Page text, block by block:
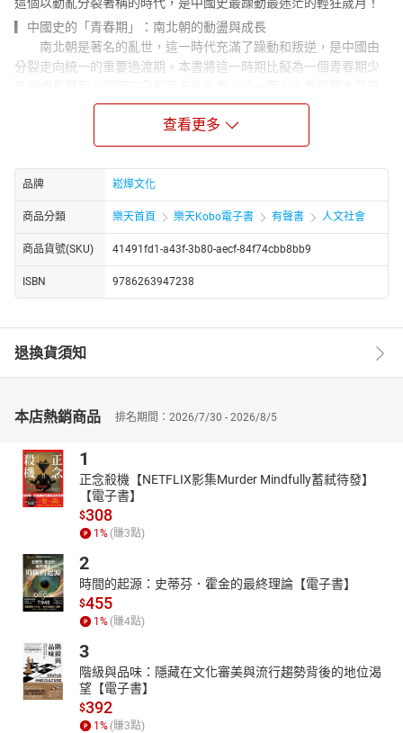
▎中國史的「青春期」：南北朝的動盪與成長
南北朝是著名的亂世，這一時代充滿了躁動和叛逆，是中國由
分裂走向統一的重要過渡期。本書將這一時期比擬為一個青春期少
充斥著南北對立和內戰連綿。書中不僅追蹤了南北朝政治的演變，
也深入探討了文化、社會結構和民族融合的過程，展現了一個由內
亂不斷進化而成熟的時代。
▎文化與政治的繁榮與衰落
從北魏帝國一開始的繁榮強大，到後期政治變革及不斷的權力
鬥爭，最終也難逃盛極而衰的必然定律，同時，作者探討了如何從
以「駢文」為主流，南方精緻柔婉和北方剛健質樸的文風各有特
色；佛教也開始在此時期大放異彩，與儒學、道教等思想交流融
會。社會結構方面，世族與寒門子弟的分化，也有著深入的描述和
▎全力漢化的胡族：民族融合與文化交流
北魏由鮮卑拓跋氏建立，掌權後積極想融入漢族的政治制度加
動不僅涵蓋了服飾、食物等日常生活層面，還包括了政治制度的相
族之間的理解和融合，也為日後的文化繁榮奠定了基礎。
▎南北朝：年少叛逆的中國
本書不僅重現了南北朝的政治紛爭與軍事衝突，還展現了文化
融合與藝術繁榮的一面，從戎馬紛亂到煙花之地的江南，一切生動
的歷史場景都歷歷在目。旨在透過富有詩意的敘事和嚴謹的學術分
析，為讀者提供一個關於南北朝不僅是戰爭與分裂，更是文化與智
慧交織的時代的全新視角。
【本書特色】：
本書深入探討南北朝時期的動盪與蛻變，作者以該時期的躁動、叛
社會結構的轉變，展現出南北朝時期的衝突又豐沛的文化風貌，包
括漢族與游牧民族在生活習性與制度上的碰撞、社會階級的僵化與
流動、學術思想的交會流變等等，都體現出這個亂世像叛逆少年般
查看更多
品牌 崧燁文化
商品分類 樂天首頁 樂天Kobo電子書 有聲書 人文社會
商品貨號(SKU) 41491fd1-a43f-3b80-aecf-84f74cbb8bb9
ISBN 9786263947238
退換貨須知
本店熱銷商品 排名期間：2026/7/30 - 2026/8/5
1
正念殺機【NETFLIX影集Murder Mindfully蓄弒待發】
【電子書】
$308
1 % (賺3點)
2
時間的起源：史蒂芬．霍金的最終理論【電子書】
$455
1 % (賺4點)
3
階級與品味：隱藏在文化審美與流行趨勢背後的地位渴
望【電子書】
$392
1 % (賺3點)